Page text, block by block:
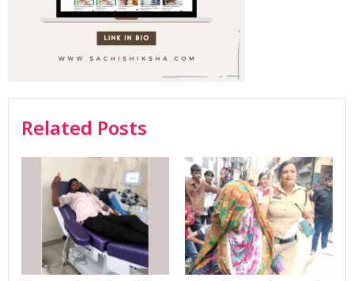
Related Posts